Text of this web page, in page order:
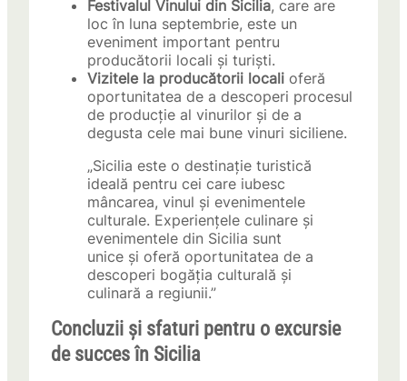
Festivalul Vinului din Sicilia, care are
loc în luna septembrie, este un
eveniment important pentru
producătorii locali și turiști.
Vizitele la producătorii locali oferă
oportunitatea de a descoperi procesul
de producție al vinurilor și de a
degusta cele mai bune vinuri siciliene.
„Sicilia este o destinație turistică
ideală pentru cei care iubesc
mâncarea, vinul și evenimentele
culturale. Experiențele culinare și
evenimentele din Sicilia sunt
unice și oferă oportunitatea de a
descoperi bogăția culturală și
culinară a regiunii.”
Concluzii și sfaturi pentru o excursie
de succes în Sicilia